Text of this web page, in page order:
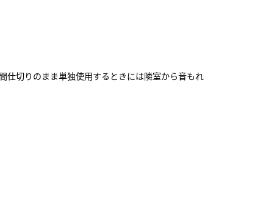
仕切りのまま単独使用するときには隣室から音もれ